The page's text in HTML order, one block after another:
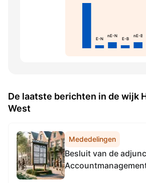
E-N
nE-N
E-B
nE-B
De laatste berichten in de wijk
West
Mededelingen
Besluit van de